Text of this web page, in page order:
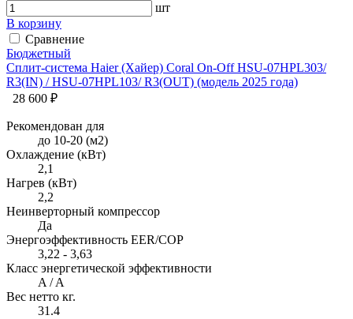
шт
В корзину
Сравнение
Бюджетный
Сплит-система Haier (Хайер) Coral On-Off HSU-07HPL303/
R3(IN) / HSU-07HPL103/ R3(OUT) (модель 2025 года)
28 600 ₽
Рекомендован для
до 10-20 (м2)
Охлаждение (кВт)
2,1
Нагрев (кВт)
2,2
Неинверторный компрессор
Да
Энергоэффективность EER/COP
3,22 - 3,63
Класс энергетической эффективности
A / A
Вес нетто кг.
31.4